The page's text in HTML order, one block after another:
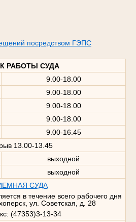
посредством ГЭПС
РАБОТЫ СУДА
9.00-18.00
9.00-18.00
9.00-18.00
9.00-18.00
9.00-16.45
13.00-13.45
выходной
выходной
СУДА
в течение всего рабочего дня
ул. Советская, д. 28
(47353)3-13-34